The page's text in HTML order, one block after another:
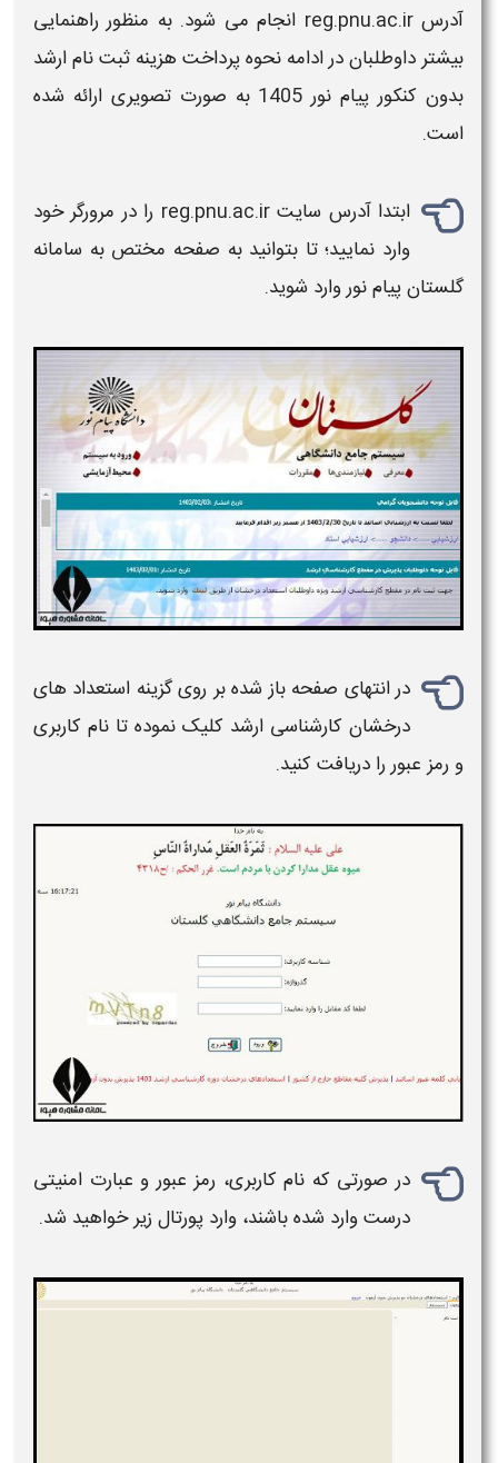
آدرس
reg.pnu.ac.ir انجام می شود. به منظور راهنمایی
بیشتر داوطلبان در ادامه نحوهپرداخت هزینه ثبت نام ارشد
بدون کنکور پیام نور 1405
به صورت تصویری ارائه شده
است.
ابتدا آدرس سایت reg.pnu.ac.ir را در مرورگر خود
وارد نمایید؛ تا بتوانید به صفحه مختص به سامانه
گلستان پیام نور وارد شوید.
در انتهای صفحه باز شده بر روی گزینه استعداد های
درخشان کارشناسی ارشد کلیک نموده تا نام کاربری
و رمز عبور را دریافت کنید.
در صورتی که نام کاربری، رمز عبور و عبارت امنیتی
درست وارد شده باشند، وارد پورتال زیر خواهید شد.